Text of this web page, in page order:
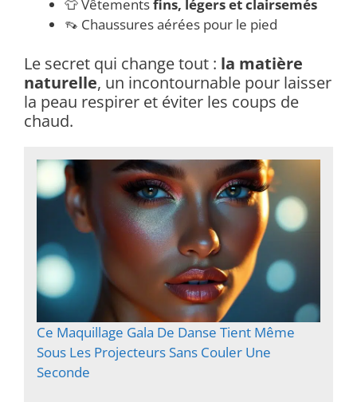
👕 Vêtementsfins, légers et clairsemés
👡 Chaussures aérées pour le pied
Le secret qui change tout : la matière
naturelle, un incontournable pour laisser
la peau respirer et éviter les coups de
chaud.
Ce Maquillage Gala De Danse Tient Même
Sous Les Projecteurs Sans Couler Une
Seconde